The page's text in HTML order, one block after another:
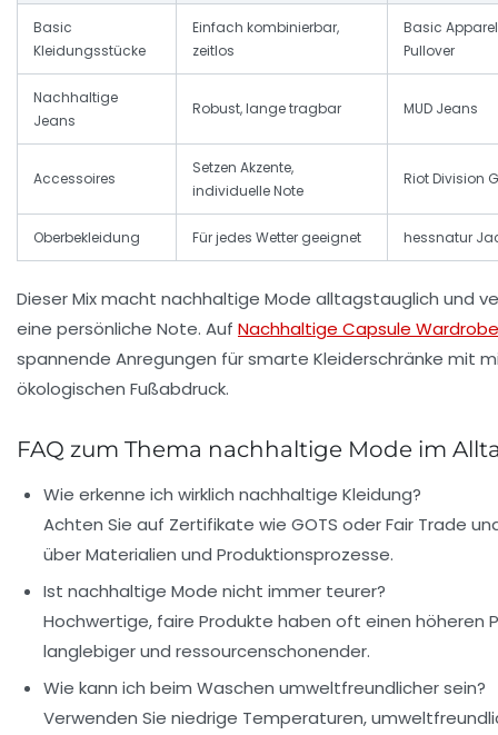
Basic
Kleidungsstücke
Einfach kombinierbar,
zeitlos
Basic
Pullover
Nachhaltige
Jeans
Robust, lange tragbar MUD Jeans
Accessoires
Setzen Akzente,
individuelle Note
Riot Division
Oberbekleidung Für jedes Wetter geeignet hessnatur
Dieser Mix macht nachhaltige Mode alltagstauglich und
eine persönliche Note. Auf Nachhaltige Capsule Wardrobe
spannende Anregungen für smarte Kleiderschränke mit
ökologischen Fußabdruck.
FAQ zum Thema nachhaltige Mode im
Wie erkenne ich wirklich nachhaltige Kleidung?
Achten Sie auf Zertifikate wie GOTS oder Fair Trade
über Materialien und Produktionsprozesse.
Ist nachhaltige Mode nicht immer teurer?
Hochwertige, faire Produkte haben oft einen höheren
langlebiger und ressourcenschonender.
Wie kann ich beim Waschen umweltfreundlicher sein?
Verwenden Sie niedrige Temperaturen,